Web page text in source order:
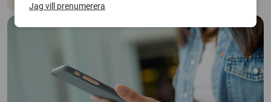
Jag vill prenumerera